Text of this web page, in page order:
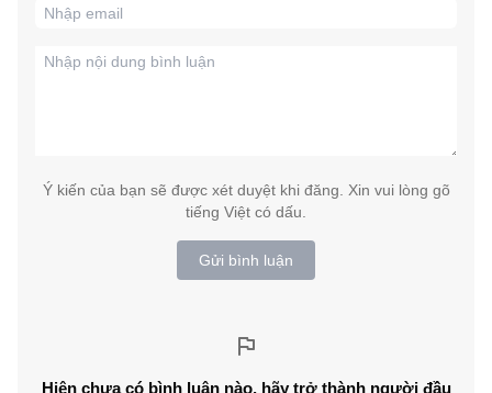
Ý kiến của bạn sẽ được xét duyệt khi đăng. Xin vui lòng gõ
tiếng Việt có dấu.
Gửi bình luận
Hiện chưa có bình luận nào, hãy trở thành người đầu